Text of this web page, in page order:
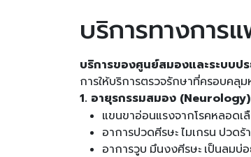
บริการทางการ
บริการของศูนย์สมองและระบบปร
การให้บริการตรวจรักษาที่ครอบคลุ
1. อายุรกรรมสมอง (Neurology)
แขนขาอ่อนแรงจากโรคหลอด
อาการปวดศีรษะ ไมเกรน ปวด
อาการวูบ มึนงงศีรษะ เป็นลมบ่